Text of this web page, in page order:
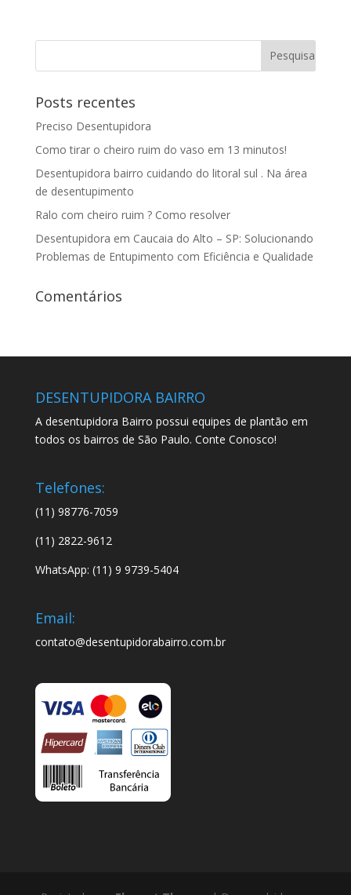
Posts recentes
Preciso Desentupidora
Como tirar o cheiro ruim do vaso em 13 minutos!
Desentupidora bairro cuidando do litoral sul . Na área
de desentupimento
Ralo com cheiro ruim ? Como resolver
Desentupidora em Caucaia do Alto – SP: Solucionando
Problemas de Entupimento com Eficiência e Qualidade
Comentários
DESENTUPIDORA BAIRRO
A desentupidora Bairro possui equipes de plantão em
todos os bairros de São Paulo. Conte Conosco!
Telefones:
(11) 98776-7059
(11) 2822-9612
WhatsApp: (11) 9 9739-5404
Email:
contato@desentupidorabairro.com.br